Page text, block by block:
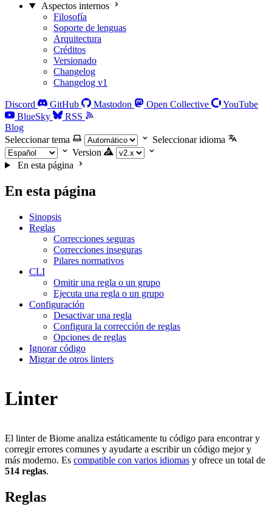
Aspectos internos
Filosofía
Soporte de lenguas
Arquitectura
Créditos
Versionado
Changelog
Changelog v1
Discord GitHub Mastodon Open Collective
YouTube
BlueSky
RSS
Blog
Seleccionar tema
Seleccionar idioma
Version
En esta página
En esta página
Sinopsis
Reglas
Correcciones seguras
Correcciones inseguras
Pilares normativos
CLI
Omitir una regla o un grupo
Ejecuta una regla o un grupo
Configuración
Desactivar una regla
Configura la corrección de reglas
Opciones de reglas
Ignorar código
Migrar de otros linters
Linter
El linter de Biome analiza estáticamente tu código para encontrar y
corregir errores comunes y ayudarte a escribir un código mejor y
más moderno. Es compatible con varios idiomas y ofrece un total de
514 reglas.
Reglas